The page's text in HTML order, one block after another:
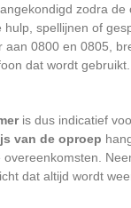
zodra
spellijnen of
aan 0800 en 0805,
dat wordt
is dus indicatief
van de oproep
dat altijd wordt